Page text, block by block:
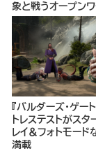
象と戦うオープン
opシューター
『バルダーズ・ゲー
トレステストがスタ
レイ＆フォトモー
満載